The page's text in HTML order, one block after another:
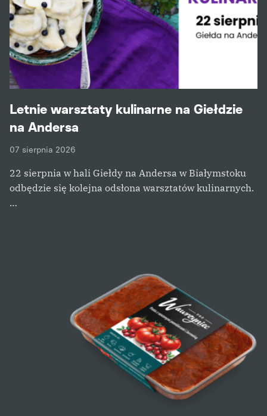
Letnie warsztaty kulinarne na Giełdzie
na Andersa
07 sierpnia 2026
22 sierpnia w hali Giełdy na Andersa w Białymstoku
odbędzie się kolejna odsłona warsztatów kulinarnych.
…